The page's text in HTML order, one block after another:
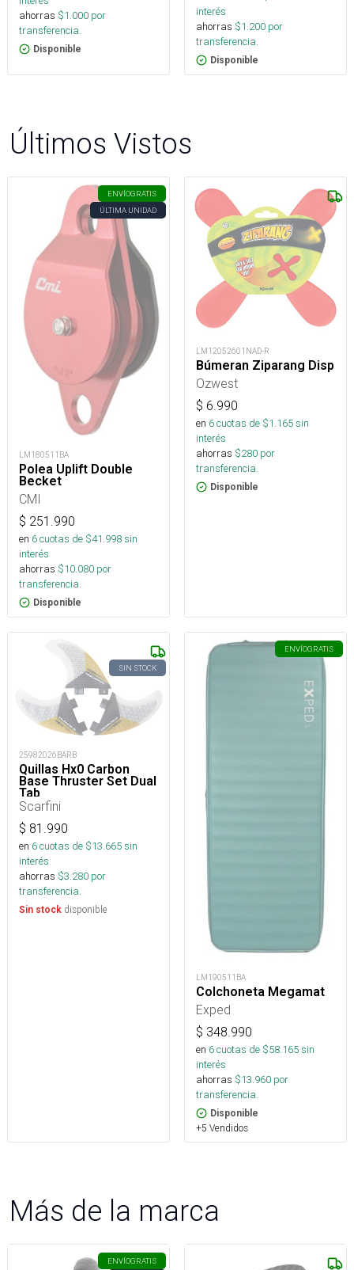
ahorras $1.000 por
transferencia.
Disponible
interés
ahorras $1.200 por
transferencia.
Disponible
Últimos Vistos
ENVÍOGRATIS
ÚLTIMA UNIDAD
LM180511BA
Polea Uplift Double
Becket
CMI
$ 251.990
en 6cuotas de $41.998sin
interés
ahorras $10.080 por
transferencia.
Disponible
LM12052601NAD-R
Búmeran Ziparang Disp
Ozwest
$ 6.990
en 6cuotas de $1.165sin
interés
ahorras $280 por
transferencia.
Disponible
SIN STOCK
25982026BARB
Quillas Hx0 Carbon
Base Thruster Set Dual
Tab
Scarfini
$ 81.990
en 6cuotas de $13.665sin
interés
ahorras $3.280 por
transferencia.
Sin stock disponible
ENVÍOGRATIS
LM190511BA
Colchoneta Megamat
Exped
$ 348.990
en 6cuotas de $58.165sin
interés
ahorras $13.960 por
transferencia.
Disponible
+5 Vendidos
Más de la marca
ENVÍOGRATIS